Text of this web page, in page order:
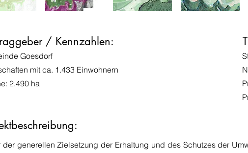
/ Kennzahlen:
Goesdorf
mit ca. 1.433 Einwohnern
2.490 ha
der generellen Zielsetzung der Erhaltung und des Schutzes der